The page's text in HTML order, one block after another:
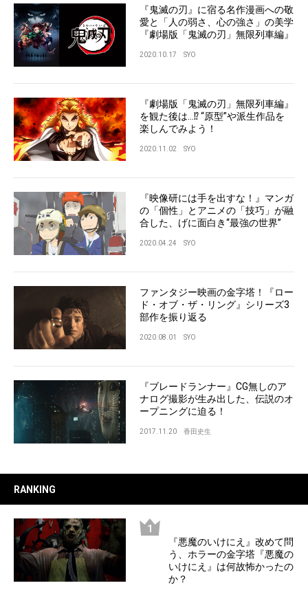
『鬼滅の刃』に宿る名作漫画への敬
愛と「人の弱さ、心の強さ」の美学
『劇場版「鬼滅の刃」無限列車編』
2020.10.17 SYO
『劇場版「鬼滅の刃」無限列車編』
を観た後は…⁉︎ “原型”や派生作品を
楽しんでみよう！
2020.11.02 SYO
『映像研には手を出すな！』マンガ
の「個性」とアニメの「技巧」が融
合した、げに面白き“最強の世界”
2020.04.24 SYO
ファンタジー映画の金字塔！『ロー
ド・オブ・ザ・リング』シリーズ3
部作を振り返る
2020.08.01 SYO
『ブレードランナー』CG無しのア
ナログ撮影が生み出した、伝説のオ
ープニングに迫る！
2017.11.20 香田史生
RANKING
『悪魔のいけにえ』改めて問
う、ホラーの金字塔『悪魔の
いけにえ』は何故怖かったの
か？